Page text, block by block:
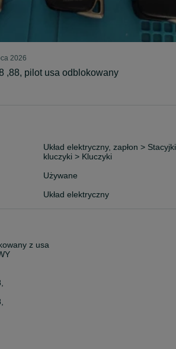
2026
,88, pilot usa odblokowany
Układ elektryczny, zapłon >
kluczyki > Kluczyki
Używane
Układ elektryczny
z usa